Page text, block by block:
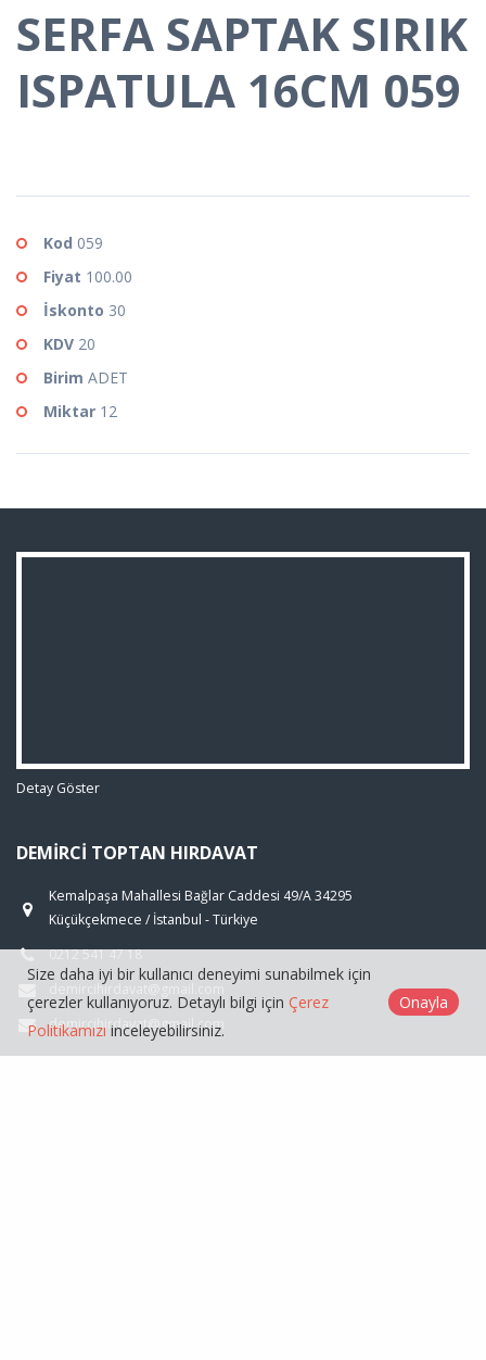
SERFA SAPTAK SIRIK
ISPATULA 16CM 059
Kod 059
Fiyat 100.00
İskonto 30
KDV 20
Birim ADET
Miktar 12
Detay Göster
DEMIRCI TOPTAN HIRDAVAT
Kemalpaşa Mahallesi Bağlar Caddesi 49/A 34295
Küçükçekmece / İstanbul - Türkiye
0212 541 47 18
demircihirdavat@gmail.com
demircihirdavat@gmail.com
Size daha iyi bir kullanıcı deneyimi sunabilmek için
çerezler kullanıyoruz. Detaylı bilgi için Çerez
Politikamızı inceleyebilirsiniz.
Onayla